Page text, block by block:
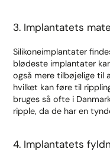
3. Implantatets
Silikoneimplantater
blødeste implantater
også mere tilbøjelige til
hvilket kan føre til
bruges så ofte i
ripple, da de har en
4. Implantatets